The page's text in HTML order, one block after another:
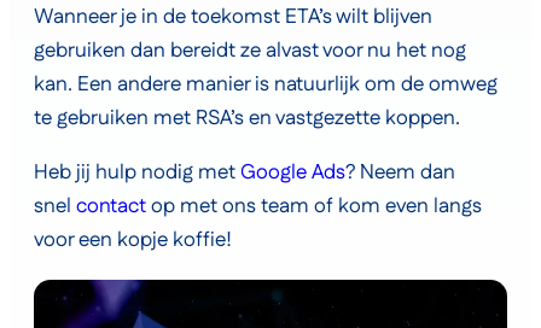
Wanneer je in de toekomst ETA’s wilt blijven
gebruiken dan bereidt ze alvast voor nu het nog
kan. Een andere manier is natuurlijk om de omweg
te gebruiken met RSA’s en vastgezette koppen.
Heb jij hulp nodig metGoogle Ads? Neem dan
snel contactop met ons team of kom even langs
voor een kopje koffie!